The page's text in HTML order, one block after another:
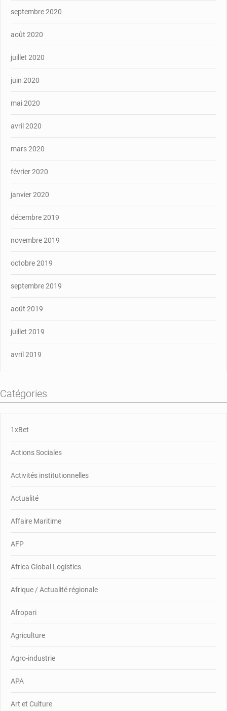
septembre 2020
août 2020
juillet 2020
juin 2020
mai 2020
avril 2020
mars 2020
février 2020
janvier 2020
décembre 2019
novembre 2019
octobre 2019
septembre 2019
août 2019
juillet 2019
avril 2019
Catégories
1xBet
Actions Sociales
Activités institutionnelles
Actualité
Affaire Maritime
AFP
Africa Global Logistics
Afrique / Actualité régionale
Afropari
Agriculture
Agro-industrie
APA
Art et Culture